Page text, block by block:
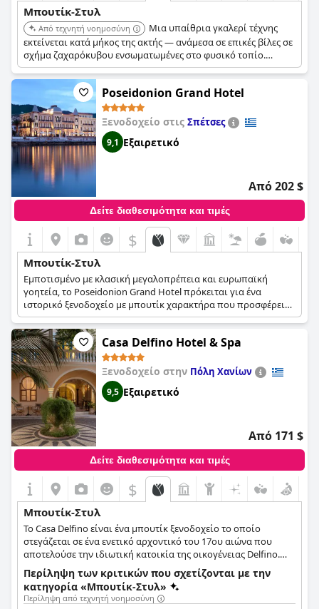
Μπουτίκ-Στυλ
Από τεχνητή νοημοσύνη
Μια υπαίθρια γκαλερί τέχνης
εκτείνεται κατά μήκος της ακτής — ανάμεσα σε επικές βίλες σε
σχήμα ζαχαρόκυβου ενσωματωμένες στο φυσικό τοπίο.
Προσφέρει εκπληκτική θέα στον κόλπο του Μιραμπέλλου
μαζί με όλες τις σύγχρονες ανέσεις. Απολαύστε παραδοσιακές
κρητικές γεύσεις και τοπικά προϊόντα.
Poseidonion Grand Hotel
Ξενοδοχείο στις Σπέτσες
9,1 Εξαιρετικό
Από 202 $
Δείτε διαθεσιμότητα και τιμές
$
Μπουτίκ-Στυλ
Εμποτισμένο με κλασική μεγαλοπρέπεια και ευρωπαϊκή
γοητεία, το Poseidonion Grand Hotel πρόκειται για ένα
ιστορικό ξενοδοχείο με μπουτίκ χαρακτήρα που προσφέρει
διαμονή σε δύο ξεχωριστές πτέρυγες, την Ιστορική και τη Νέα
Πτέρυγα. Είτε επιλέξετε δωμάτια με γοητεία εποχής είτε
δωμάτια με μοντέρνα κομψότητα, το ξενοδοχείο αυτό είναι
σίγουρο πως θα σας προσφέρει τις πιο στιλάτες παροχές και
εξαιρετική φιλοξενία, αλλά και εκπληκτική θέα στο λιμάνι της
Ντάπιας και την καταγάλανη θάλασσα.
Casa Delfino Hotel & Spa
Ξενοδοχείο στην Πόλη Χανίων
9,5 Εξαιρετικό
Από 171 $
Δείτε διαθεσιμότητα και τιμές
$
Μπουτίκ-Στυλ
Το Casa Delfino είναι ένα μπουτίκ ξενοδοχείο το οποίο
στεγάζεται σε ένα ενετικό αρχοντικό του 17ου αιώνα που
αποτελούσε την ιδιωτική κατοικία της οικογένειας Delfino.
Κάθε δωμάτιο έχει διαφορετικό σχεδιασμό και διακόσμηση.
Κλασικό και σύγχρονο, παρελθόν και παρόν δένουν αρμονικά
μεταξύ τους δημιουργώντας ένα περιβάλλον που θα σας
ταξιδέψει σε άλλη εποχή.
Περίληψη των κριτικών που σχετίζονται με την
κατηγορία «Μπουτίκ-Στυλ»
Περίληψη από τεχνητή νοημοσύνη